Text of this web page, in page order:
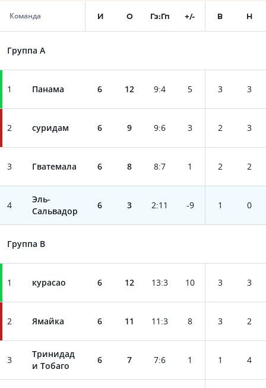
Команда И О Гз:Гп +/- В Н
Группа A
1 Панама 6 12 9:4 5 3 3
2 суридам 6 9 9:6 3 2 3
3 Гватемала 6 8 8:7 1 2 2
4
Эль-
Сальвадор
6 3 2:11 -9 1 0
Группа B
1 курасао 6 12 13:3 10 3 3
2 Ямайка 6 11 11 :3 8 3 2
3
Тринидад
и Тобаго
6 7 7:6 1 1 4